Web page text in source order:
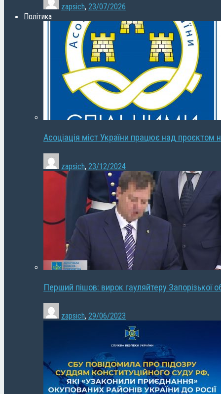
zapsich, 23/07/2026
Політика
Асоціація міст України працює над проєктом
zapsich, 23/12/2024
Перший пішов: вирок гауляйтеру Запорізької
zapsich, 29/06/2023